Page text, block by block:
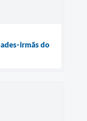
irmãs do